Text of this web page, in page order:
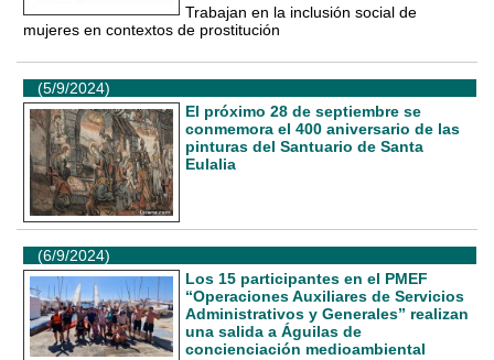
Trabajan en la inclusión social de
mujeres en contextos de prostitución
(5/9/2024)
El próximo 28 de septiembre se
conmemora el 400 aniversario de las
pinturas del Santuario de Santa
Eulalia
(6/9/2024)
Los 15 participantes en el PMEF
“Operaciones Auxiliares de Servicios
Administrativos y Generales” realizan
una salida a Águilas de
concienciación medioambiental